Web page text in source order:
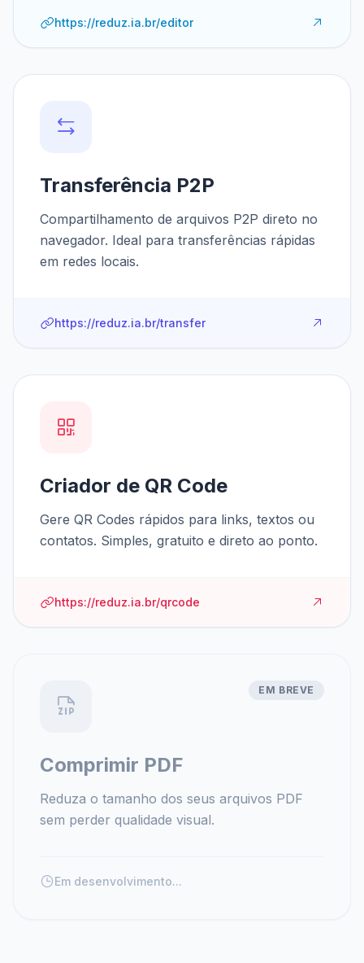
https://reduz.ia.br/editor
Transferência P2P
Compartilhamento de arquivos P2P direto no
navegador. Ideal para transferências rápidas
em redes locais.
https://reduz.ia.br/transfer
Criador de QR Code
Gere QR Codes rápidos para links, textos ou
contatos. Simples, gratuito e direto ao ponto.
https://reduz.ia.br/qrcode
EM BREVE
Comprimir PDF
Reduza o tamanho dos seus arquivos PDF
sem perder qualidade visual.
Em desenvolvimento...